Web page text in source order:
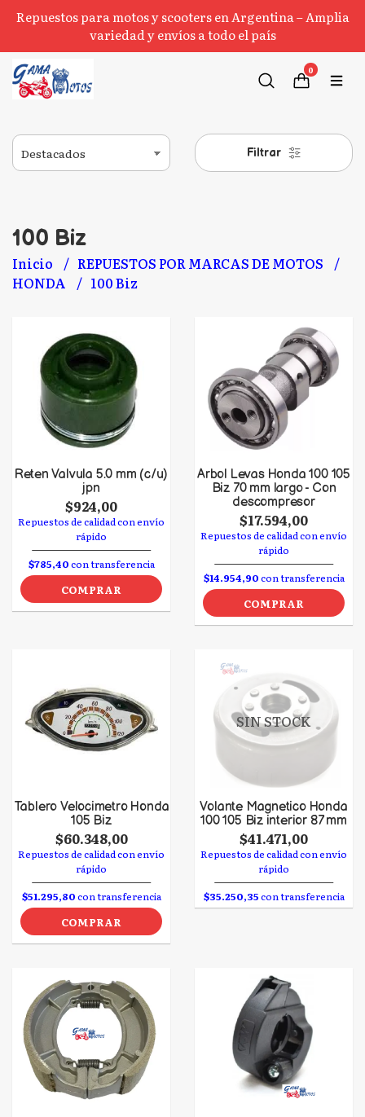
Repuestos para motos y scooters en Argentina – Amplia
variedad y envíos a todo el país
0
Filtrar
100 Biz
Inicio
REPUESTOS POR MARCAS DE MOTOS
HONDA
100 Biz
Reten Valvula 5.0 mm (c/u)
jpn
$924,00
Repuestos de calidad con envío
rápido
$785,40con transferencia
COMPRAR
Arbol Levas Honda 100 105
Biz 70 mm largo - Con
descompresor
$17.594,00
Repuestos de calidad con envío
rápido
$14.954,90con transferencia
COMPRAR
Tablero Velocimetro Honda
105 Biz
$60.348,00
Repuestos de calidad con envío
rápido
$51.295,80con transferencia
COMPRAR
SIN STOCK
Volante Magnetico Honda
100 105 Biz interior 87 mm
$41.471,00
Repuestos de calidad con envío
rápido
$35.250,35con transferencia